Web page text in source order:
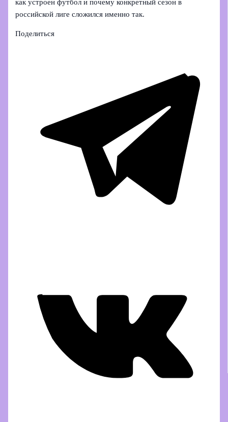
как устроен футбол и почему конкретный сезон в
российской лиге сложился именно так.
Поделиться